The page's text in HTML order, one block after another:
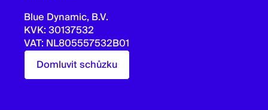
Blue Dynamic, B.V.
KVK: 30137532
VAT: NL805557532B01
Domluvit schůzku